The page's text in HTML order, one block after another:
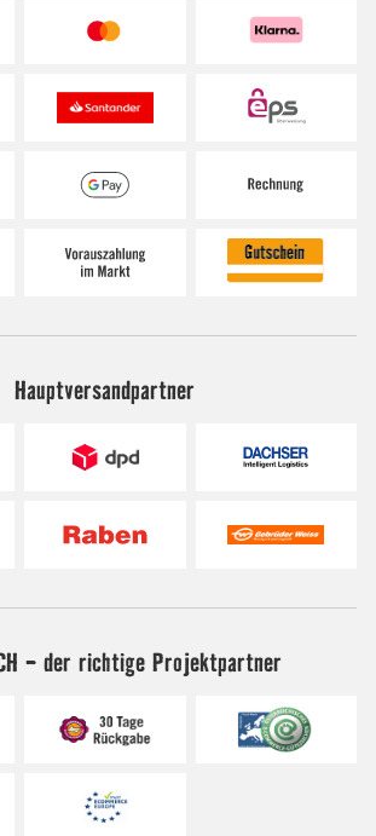
Hauptversandpartner
- der richtige Projektpartner